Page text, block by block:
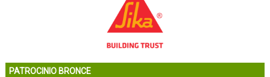
PATROCINIO BRONCE